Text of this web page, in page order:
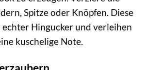
Spitze oder Knöpfen. Diese
echter Hingucker und verleihen
kuschelige Note.